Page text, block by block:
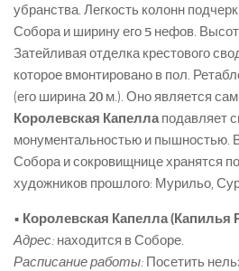
убранства. Легкость колонн
Собора и ширину его 5 нефов.
Затейливая отделка крестового
которое вмонтировано в пол.
(его ширина20 м.). Оно является
Королевская Капеллаподавляет
монументальностью и пышностью.
Собора и сокровищнице хранятся
художников прошлого: Мурильо,
• Королевская Капелла (Капилья
Адрес: находится в Соборе.
Расписание работы: Посетить